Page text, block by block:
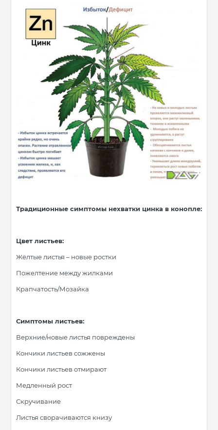
Традиционные симптомы нехватки цинка в конопле:
Цвет листьев:
Жёлтые листья – новые ростки
Пожелтение между жилками
Крапчатость/Мозайка
Симптомы листьев:
Верхние/новые листья повреждены
Кончики листьев сожжены
Кончики листьев отмирают
Медленный рост
Скручивание
Листья сворачиваются книзу